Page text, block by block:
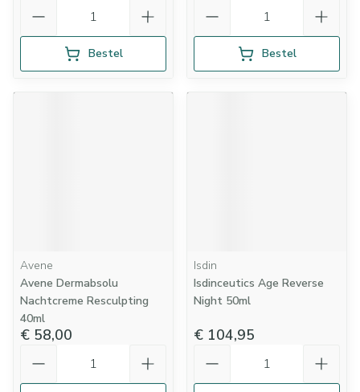
Bestel Bestel
Avene
Avene Dermabsolu
Nachtcreme Resculpting
40ml
€ 58,00
Isdin
Isdinceutics Age Reverse
Night 50ml
€ 104,95